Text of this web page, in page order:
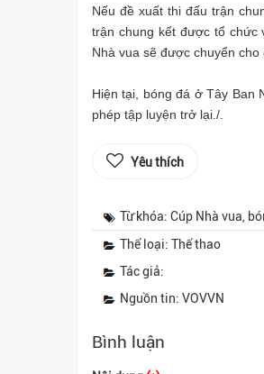
Nếu đề xuất thi đấu trận
trận chung kết được tổ chức
Nhà vua sẽ được chuyển cho
Hiện tại, bóng đá ở Tây Ban
phép tập luyện trở lại./.
Yêu thích
Từ khóa: Cúp Nhà vua,
Thể loại: Thể thao
Tác giả:
Nguồn tin: VOVVN
Bình luận